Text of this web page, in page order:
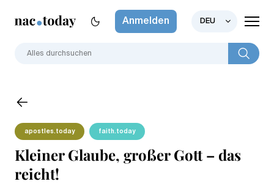
Anmelden DEU
apostles.today faith.today
Kleiner Glaube, großer Gott – das
reicht!